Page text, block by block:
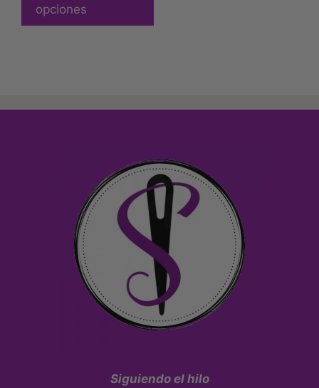
opciones
Siguiendo el hilo